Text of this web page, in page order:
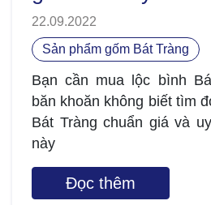
22.09.2022
Sản phẩm gốm Bát Tràng
Bạn cần mua lộc bình
băn khoăn không biết tìm
Bát Tràng chuẩn giá và
này
Đọc thêm